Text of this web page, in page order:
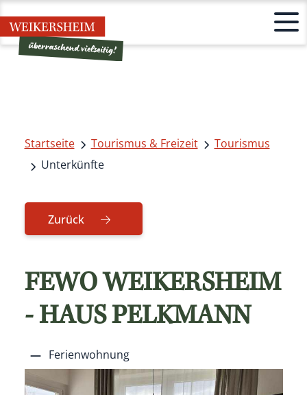
Startseite Tourismus & Freizeit
Tourismus
Unterkünfte
Zurück
FEWO WEIKERSHEIM
- HAUS PELKMANN
Ferienwohnung